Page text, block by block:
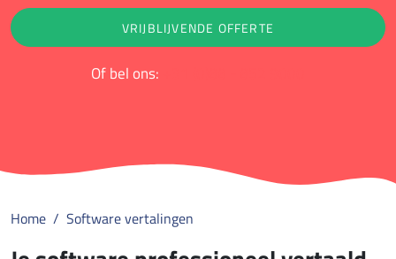
VRIJBLIJVENDE OFFERTE
Of bel ons:
Home Software vertalingen